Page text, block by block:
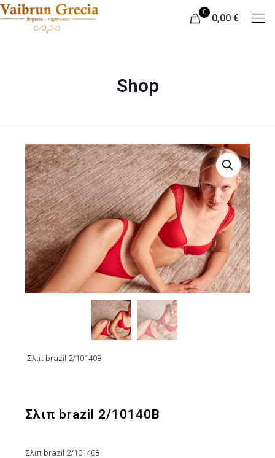
0
0,00 €
Shop
Σλιπ brazil 2/10140B
Σλιπ brazil 2/10140B
Σλιπ brazil 2/10140B